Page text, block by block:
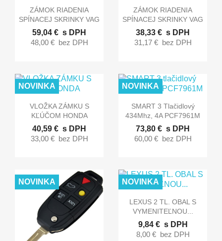
 Rýchly náhľad
ZÁMOK RIADENIA
SPÍNACEJ SKRINKY VAG
59,04 € s DPH
48,00 € bez DPH
 Rýchly náhľad
ZÁMOK RIADENIA
SPÍNACEJ SKRINKY VAG
38,33 € s DPH
31,17 € bez DPH
 Rýchly náhľad
VLOŽKA ZÁMKU S
KĽÚČOM HONDA
40,59 € s DPH
33,00 € bez DPH
NOVINKA
 Rýchly náhľad
SMART 3 Tlačidlový
434Mhz, 4A PCF7961M
73,80 € s DPH
60,00 € bez DPH
NOVINKA
NOVINKA
 Rýchly náhľad
LEXUS 2 TL. OBAL S
VYMENITEĽNOU...
9,84 € s DPH
8,00 € bez DPH
NOVINKA